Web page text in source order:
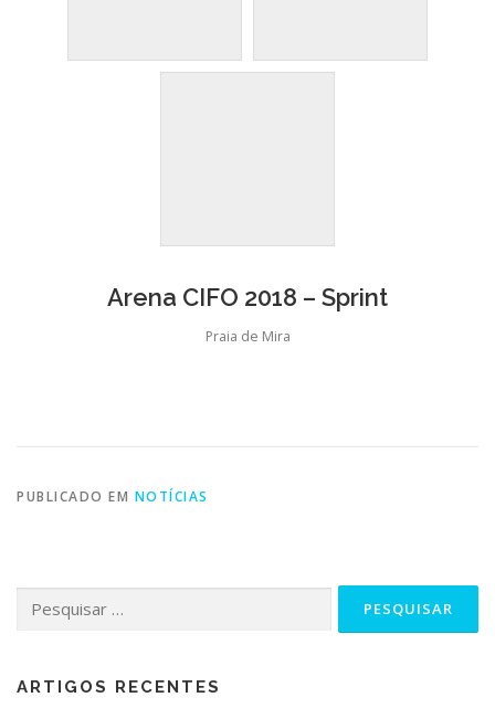
Arena CIFO 2018 – Sprint
Praia de Mira
PUBLICADO EM NOTÍCIAS
por:
ARTIGOS RECENTES